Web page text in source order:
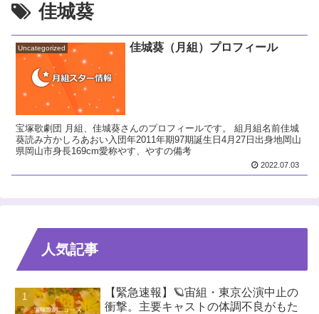
佳城葵
Uncategorized 佳城葵（月組）プロフィール
宝塚歌劇団 月組、佳城葵さんのプロフィールです。 組月組名前佳城
葵読み方かしろあおい入団年2011年期97期誕生日4月27日出身地岡山
県岡山市身長169cm愛称やす、やすの備考
2022.07.03
人気記事
【緊急速報】🪐宙組・東京公演中止の
衝撃。主要キャストの体調不良がもた